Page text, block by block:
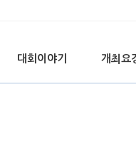
대회이야기 개최요